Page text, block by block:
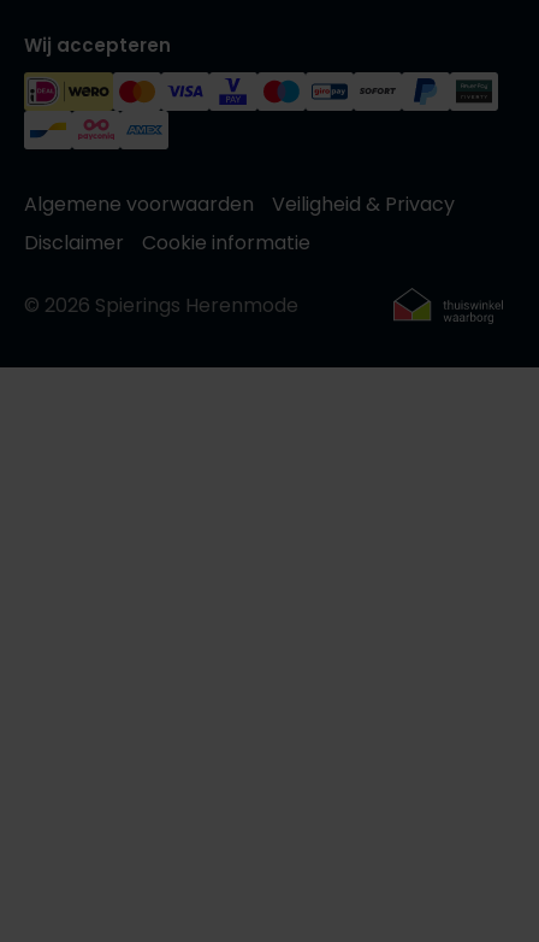
Wij accepteren
Algemene voorwaarden
Veiligheid & Privacy
Disclaimer
Cookie informatie
© 2026 Spierings Herenmode